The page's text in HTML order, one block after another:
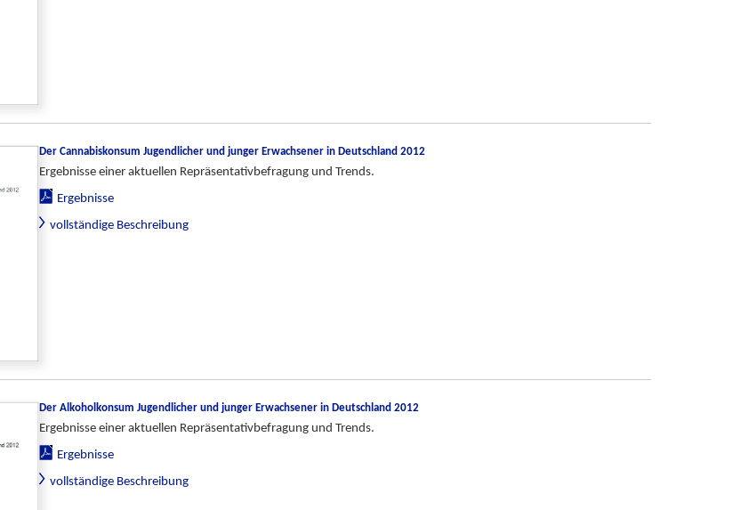
Der Cannabiskonsum Jugendlicher und junger Erwachsener in Deutschland 2012
Ergebnisse einer aktuellen Repräsentativbefragung und Trends.
Ergebnisse
vollständige Beschreibung
Der Alkoholkonsum Jugendlicher und junger Erwachsener in Deutschland 2012
Ergebnisse einer aktuellen Repräsentativbefragung und Trends.
Ergebnisse
vollständige Beschreibung